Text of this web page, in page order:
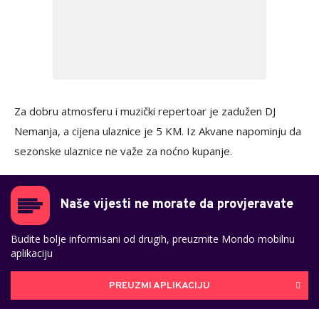
Za dobru atmosferu i muzički repertoar je zadužen DJ
Nemanja, a cijena ulaznice je 5 KM. Iz Akvane napominju da
sezonske ulaznice ne važe za noćno kupanje.
Naše vijesti ne morate da provjeravate
Budite bolje informisani od drugih, preuzmite Mondo mobilnu
aplikaciju
PREUZMI APLIKACIJU